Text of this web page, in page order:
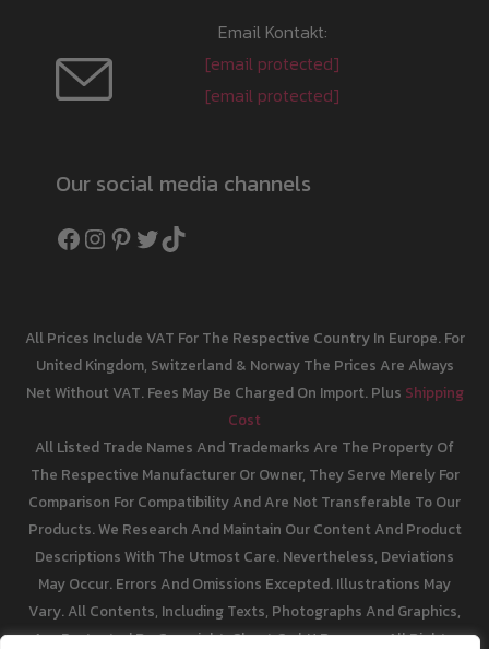
Email Kontakt:
[email protected]
[email protected]
Our social media channels
Facebook
Instagram
Pinterest
Twitter
TikTok
All Prices Include VAT For The Respective Country In Europe. For
United Kingdom, Switzerland & Norway The Prices Are Always
Net Without VAT. Fees May Be Charged On Import. Plus Shipping
Cost
All Listed Trade Names And Trademarks Are The Property Of
The Respective Manufacturer Or Owner, They Serve Merely For
Comparison For Compatibility And Are Not Transferable To Our
Products. We Research And Maintain Our Content And Product
Descriptions With The Utmost Care. Nevertheless, Deviations
May Occur. Errors And Omissions Excepted. Illustrations May
Vary. All Contents, Including Texts, Photographs And Graphics,
Are Protected By Copyright. Ghost GmbH Reserves All Rights,